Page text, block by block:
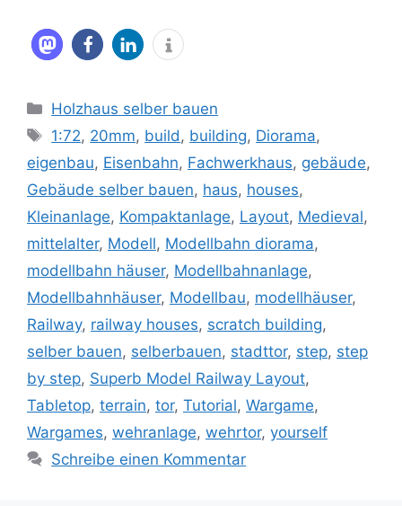
Kategorien
Holzhaus selber bauen
Schlagwörter
1:72, 20mm, build , building, Diorama,
eigenbau, Eisenbahn, Fachwerkhaus, gebäude,
Gebäude selber bauen, haus, houses,
Kleinanlage, Kompaktanlage, Layout, Medieval,
mittelalter, Modell, Modellbahn diorama,
modellbahn häuser, Modellbahnanlage,
Modellbahnhäuser, Modellbau, modellhäuser,
Railway, railway houses, scratch building,
selber bauen, selberbauen, stadttor, step, step
by step, Superb Model Railway Layout,
Tabletop, terrain, tor, Tutorial, Wargame,
Wargames, wehranlage, wehrtor, yourself
Schreibe einen Kommentar